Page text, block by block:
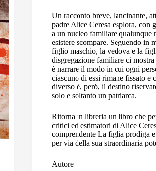
Un racconto breve, lancinante,
padre Alice Ceresa esplora, con
a un nucleo familiare qualunque
esistere scompare. Seguendo in
figlio maschio, la vedova e la
disgregazione familiare ci
è narrare il modo in cui ogni
ciascuno di essi rimane fissato e
diverso è, però, il destino
solo e soltanto un patriarca.
Ritorna in libreria un libro che
critici ed estimatori di Alice
comprendente La figlia prodiga
per via della sua straordinaria
Autore